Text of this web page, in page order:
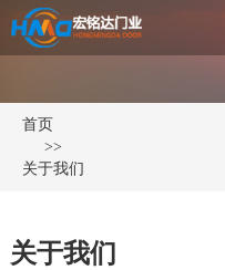
首页
>>
关于我们
关于我们